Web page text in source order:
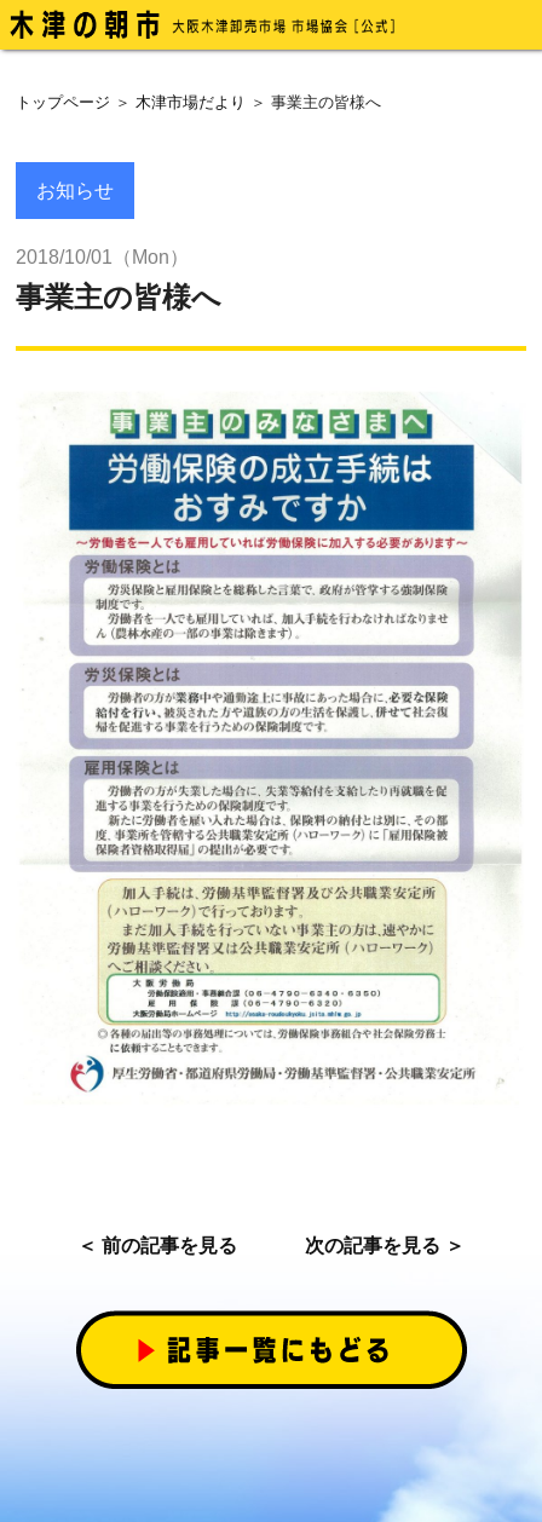
トップページ ＞木津市場だより ＞ 事業主の皆様へ
お知らせ
2018/10/01（Mon）
事業主の皆様へ
＜ 前の記事を見る 次の記事を見る ＞